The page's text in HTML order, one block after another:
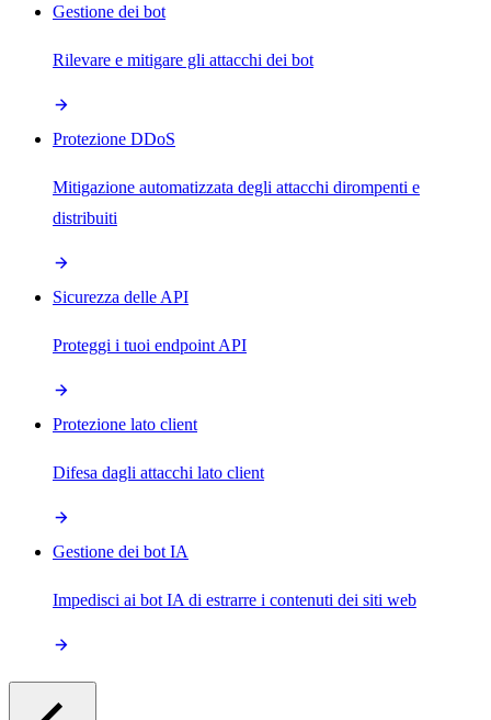
Gestione dei bot
Rilevare e mitigare gli attacchi dei bot
Protezione DDoS
Mitigazione automatizzata degli attacchi dirompenti e
distribuiti
Sicurezza delle API
Proteggi i tuoi endpoint API
Protezione lato client
Difesa dagli attacchi lato client
Gestione dei bot IA
Impedisci ai bot IA di estrarre i contenuti dei siti web